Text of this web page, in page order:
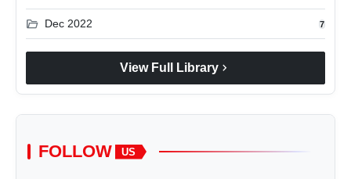
folder_open Dec 2022 7
View Full Library chevron_right
FOLLOW US